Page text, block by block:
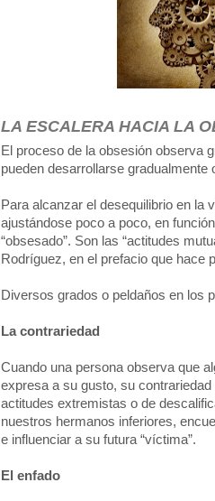
LA ESCALERA HACIA LA
El proceso de la obsesión observa
pueden desarrollarse
Para alcanzar el desequilibrio en la
ajustándose poco a poco, en
“obsesado”. Son las “actitudes
Rodríguez, en el prefacio que hace
Diversos grados o peldaños en los
La contrariedad
Cuando una persona observa que
expresa a su gusto, su
actitudes extremistas o de
nuestros hermanos inferiores,
e influenciar a su futura “víctima”.
El enfado